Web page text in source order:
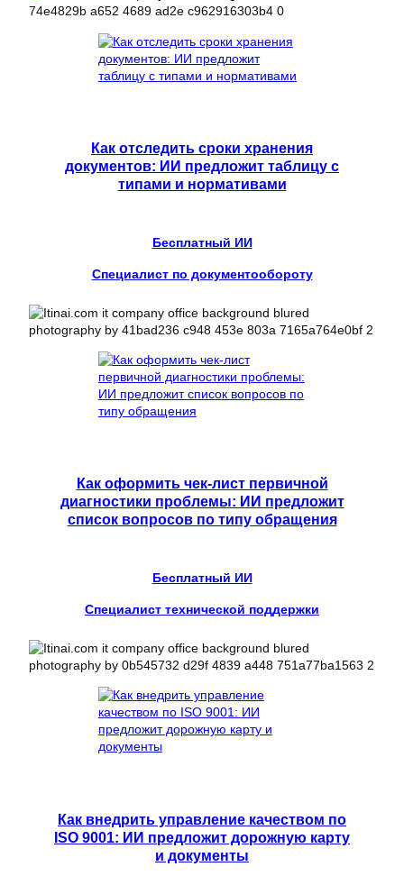
Как отследить сроки хранения
документов: ИИ предложит таблицу с
типами и нормативами
Бесплатный ИИ
Специалист по документообороту
Как оформить чек-лист первичной
диагностики проблемы: ИИ предложит
список вопросов по типу обращения
Бесплатный ИИ
Специалист технической поддержки
Как внедрить управление качеством по
ISO 9001: ИИ предложит дорожную карту
и документы